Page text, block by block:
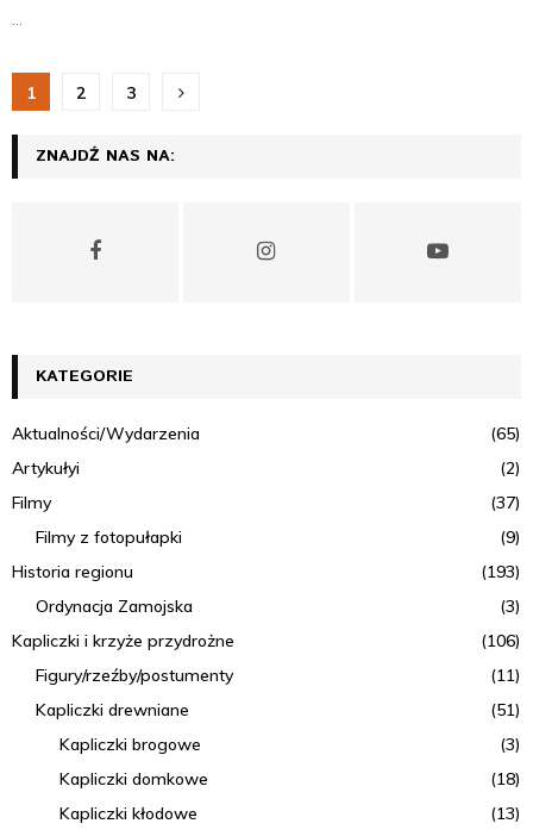
...
N
a
w
c
j
a
p
o
w
i
1 2 3
ZNAJDŹ NAS NA:
KATEGORIE
Aktualności/Wydarzenia
(65)
Artykułyi
(2)
Filmy
(37)
Filmy z fotopułapki
(9)
Historia regionu
(193)
Ordynacja Zamojska
(3)
Kapliczki i krzyże przydrożne
(106)
Figury/rzeźby/postumenty
(11)
Kapliczki drewniane
(51)
Kapliczki brogowe
(3)
Kapliczki domkowe
(18)
Kapliczki kłodowe
(13)